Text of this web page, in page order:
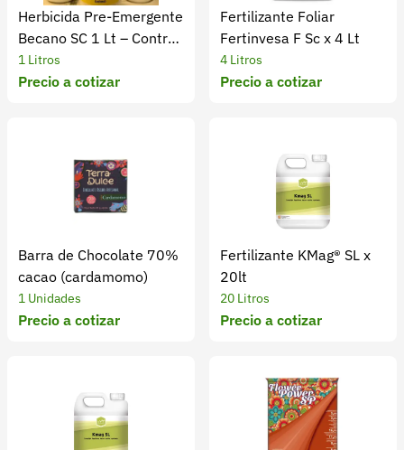
Herbicida Pre-Emergente
Becano SC 1 Lt – Control
de Maleza
1 Litros
Precio a cotizar
Fertilizante Foliar
Fertinvesa F Sc x 4 Lt
4 Litros
Precio a cotizar
Barra de Chocolate 70%
cacao (cardamomo)
1 Unidades
Precio a cotizar
Fertilizante KMag® SL x
20lt
20 Litros
Precio a cotizar